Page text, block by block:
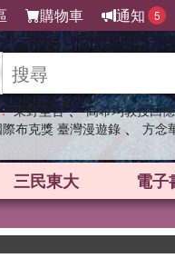
購物車 通知 5
東野圭吾 、 高希均教授回
際布克獎 臺灣漫遊錄 、 方念
三民東大 電子